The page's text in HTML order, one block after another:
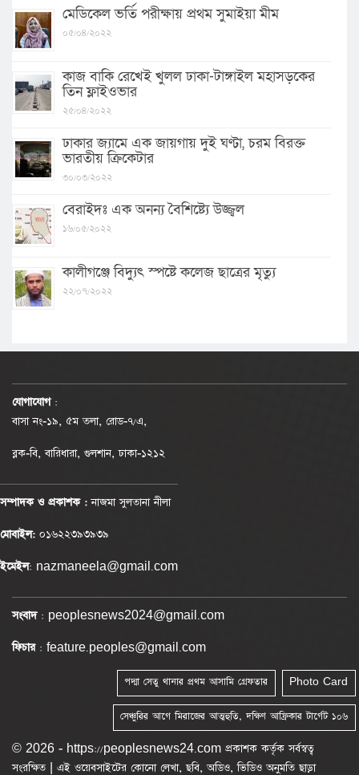
মেডিকেল ভর্তি পরীক্ষায় প্রথম সুমাইয়া মীম
০৫/০৪/২০২২
কাজ বাকি রেখেই খুলল ঢাকা-টাঙ্গাইল মহাসড়কের
তিন ফ্লাইওভার
২৫/০৪/২০২২
ঢাকার জ্যামে এক জায়গায় দুই ঘণ্টা, চরম বিরক্ত
ভারতীয় ক্রিকেটার
৩০/০৩/২০২২
বেরাইদঃ এক অনন্য বৈশিষ্ট্যে উজ্জ্বল
১৬/০৫/২০২২
কালীগঞ্জে বিদ্যুৎ স্পষ্টে কলেজ ছাত্রের মৃত্যু
২২/০৭/২০২২
যোগাযোগ :
বাসা নং-১৯, ৫ম তলা, রোড-৭/এ,
ব্লক-বি, বারিধারা, গুলশান, ঢাকা-১২১২
সম্পাদক ও প্রকাশক :নাজমা সুলতানা নীলা
মোবাইল: ০১৬২২৩৯৩৯৩৯
ইমেইল: nazmaneela@gmail.com
সংবাদ: peoplesnews2024@gmail.com
ফিচার: feature.peoples@gmail.com
Photo Card
পদ্মা সেতু থানার প্রথম আসামি গ্রেফতার
সেঞ্চুরির আগে মিরাজের আত্মহুতি, দক্ষিণ আফ্রিকার টার্গেট ১০৬
© 2026 - https://peoplesnews24.com প্রকাশক কর্তৃক সর্বস্বত্ব
সংরক্ষিত | এই ওয়েবসাইটের কোনো লেখা, ছবি, অডিও, ভিডিও অনুমতি ছাড়া